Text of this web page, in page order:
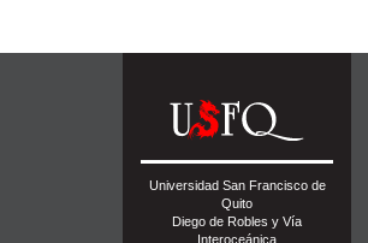
Universidad San Francisco de
Quito
Diego de Robles y Vía
Interoceánica